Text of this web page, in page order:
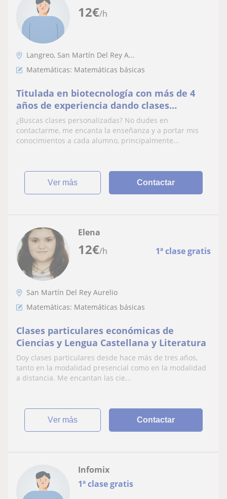
12€/h
Langreo, San Martín Del Rey A...
Matemáticas: Matemáticas básicas
Titulada en biotecnología con más de 4
años de experiencia dando clases
particulares
¿Buscas clases personalizadas? No dudes en
contactarme, me encanta la enseñanza y a portar mis
conocimientos a cada alumno, principalmente...
ver más Contactar
12€/h 1ª clase gratis
Elena
San Martín Del Rey Aurelio
Matemáticas: Matemáticas básicas
Clases particulares económicas de
Ciencias y Lengua Castellana y Literatura
Doy clases particulares desde hace más de tres años,
tanto en la modalidad presencial como en la modalidad
a distancia. Me encantan las cie...
ver más Contactar
1ª clase gratis
Infomix